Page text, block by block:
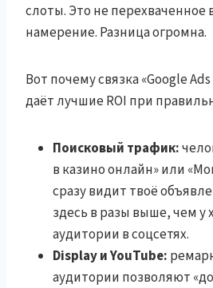
слоты. Это не перехваченное
намерение. Разница огромна.
Вот почему связка «Google
даёт лучшие ROI при
Поисковый трафик:
в казино онлайн» или
сразу видит твоё
здесь в разы выше, чем у
аудитории в соцсетях.
Display и YouTube:
аудитории позволяют